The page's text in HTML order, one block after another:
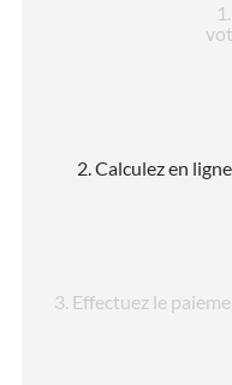
1
2. Calculez en
3. Effectuez le